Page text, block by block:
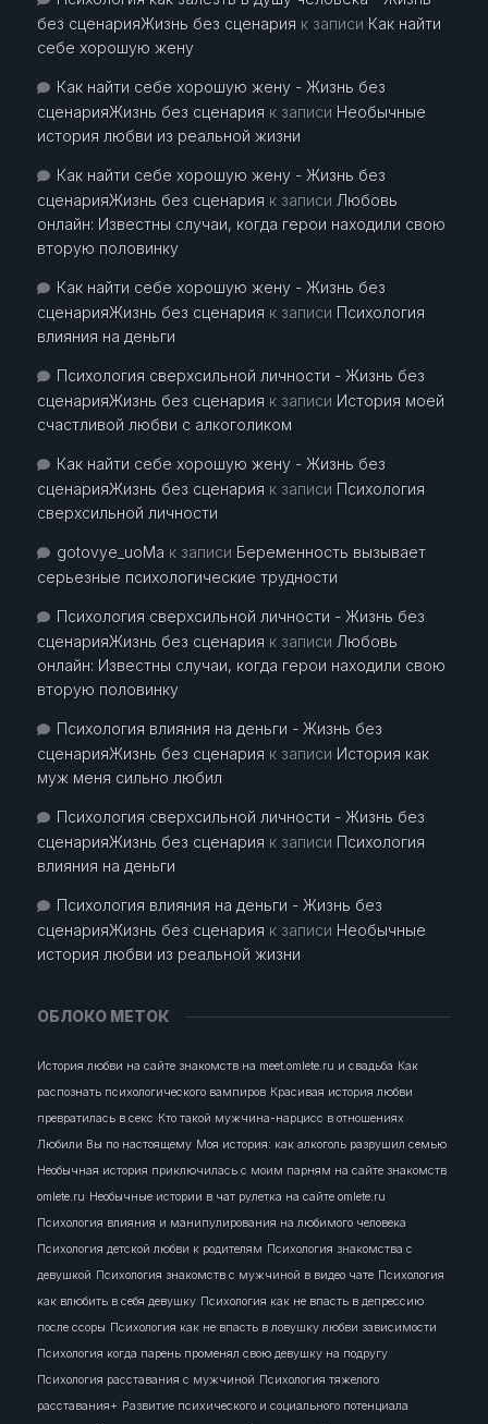
без сценарияЖизнь без сценария к записи Как найти
себе хорошую жену
Как найти себе хорошую жену - Жизнь без
сценарияЖизнь без сценария к записи Необычные
история любви из реальной жизни
Как найти себе хорошую жену - Жизнь без
сценарияЖизнь без сценария к записи Любовь
онлайн: Известны случаи, когда герои находили свою
вторую половинку
Как найти себе хорошую жену - Жизнь без
сценарияЖизнь без сценария к записи Психология
влияния на деньги
Психология сверхсильной личности - Жизнь без
сценарияЖизнь без сценария к записи История моей
счастливой любви с алкоголиком
Как найти себе хорошую жену - Жизнь без
сценарияЖизнь без сценария к записи Психология
сверхсильной личности
gotovye_uoMa к записи Беременность вызывает
серьезные психологические трудности
Психология сверхсильной личности - Жизнь без
сценарияЖизнь без сценария к записи Любовь
онлайн: Известны случаи, когда герои находили свою
вторую половинку
Психология влияния на деньги - Жизнь без
сценарияЖизнь без сценария к записи История как
муж меня сильно любил
Психология сверхсильной личности - Жизнь без
сценарияЖизнь без сценария к записи Психология
влияния на деньги
Психология влияния на деньги - Жизнь без
сценарияЖизнь без сценария к записи Необычные
история любви из реальной жизни
ОБЛОКО МЕТОК
История любви на сайте знакомств на meet.omlete.ru и свадьба Как
распознать психологического вампиров Красивая история любви
превратилась в секс Кто такой мужчина-нарцисс в отношениях
Любили Вы по настоящему Моя история: как алкоголь разрушил семью
Необычная история приключилась с моим парням на сайте знакомств
omlete.ru Необычные истории в чат рулетка на сайте omlete.ru
Психология влияния и манипулирования на любимого человека
Психология детской любви к родителям Психология знакомства с
девушкой Психология знакомств с мужчиной в видео чате Психология
как влюбить в себя девушку Психология как не впасть в депрессию
после ссоры Психология как не впасть в ловушку любви зависимости
Психология когда парень променял свою девушку на подругу
Психология расставания с мужчиной Психология тяжелого
расставания+ Развитие психического и социального потенциала